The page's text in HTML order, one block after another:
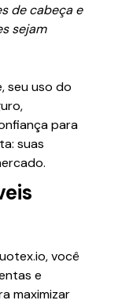
de cabeça e
sejam
seu uso do
para
suas
você
e
maximizar